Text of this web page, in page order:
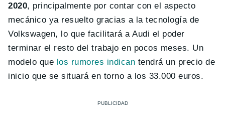
2020, principalmente por contar con el aspecto
mecánico ya resuelto gracias a la tecnología de
Volkswagen, lo que facilitará a Audi el poder
terminar el resto del trabajo en pocos meses. Un
modelo que los rumores indican tendrá un precio de
inicio que se situará en torno a los 33.000 euros.